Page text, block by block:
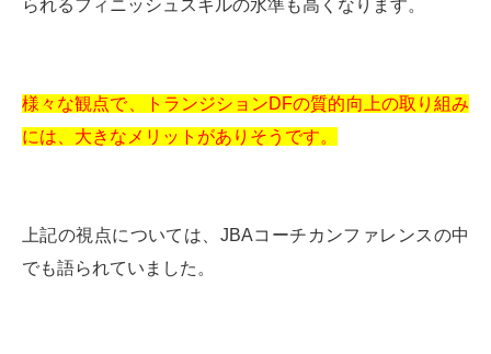
られるフィニッシュスキルの水準も高くなります。
様々な観点で、トランジションDFの質的向上の取り組み
には、大きなメリットがありそうです。
上記の視点については、JBAコーチカンファレンスの中
でも語られていました。